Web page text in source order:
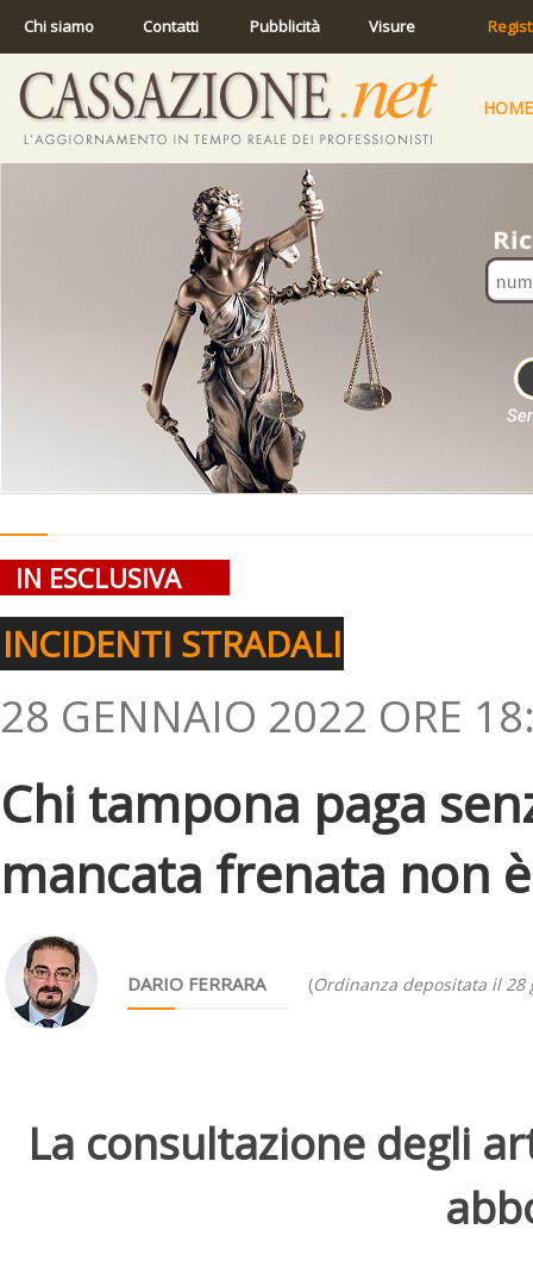
Chi siamo Contatti Pubblicità Visure
HOME
IN ESCLUSIVA
INCIDENTI STRADALI
28 GENNAIO 2022 ORE
Chi tampona paga
mancata frenata non
DARIO FERRARA (Ordinanza depositata il 28
La consultazione degli